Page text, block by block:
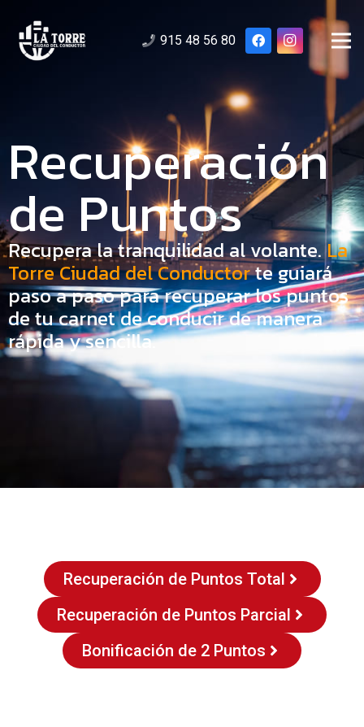
915 48 56 80
Recuperación
de Puntos
Recupera la tranquilidad al volante.La
Torre Ciudad del Conductorte guiará
paso a paso para recuperar los puntos
de tu carnet de conducir de manera
rápida y sencilla.
Recuperación de Puntos Total
Recuperación de Puntos Parcial
Bonificación de 2 Puntos